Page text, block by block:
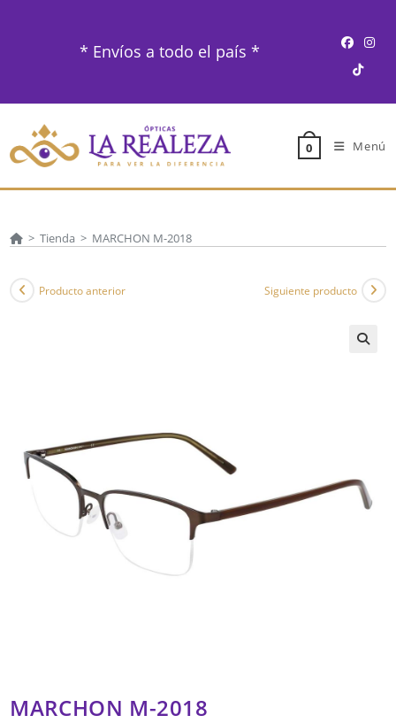
* Envíos a todo el país *
0 Menú
> Tienda > MARCHON M-2018
Producto anterior Siguiente producto
MARCHON M-2018